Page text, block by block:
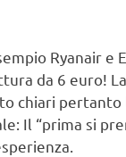
Ryanair e
da 6 euro!
chiari
Il “prima si